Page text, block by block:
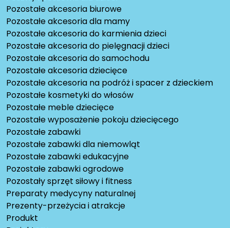
Pozostałe akcesoria biurowe
Pozostałe akcesoria dla mamy
Pozostałe akcesoria do karmienia dzieci
Pozostałe akcesoria do pielęgnacji dzieci
Pozostałe akcesoria do samochodu
Pozostałe akcesoria dziecięce
Pozostałe akcesoria na podróż i spacer z dzieckiem
Pozostałe kosmetyki do włosów
Pozostałe meble dziecięce
Pozostałe wyposażenie pokoju dziecięcego
Pozostałe zabawki
Pozostałe zabawki dla niemowląt
Pozostałe zabawki edukacyjne
Pozostałe zabawki ogrodowe
Pozostały sprzęt siłowy i fitness
Preparaty medycyny naturalnej
Prezenty-przeżycia i atrakcje
Produkt